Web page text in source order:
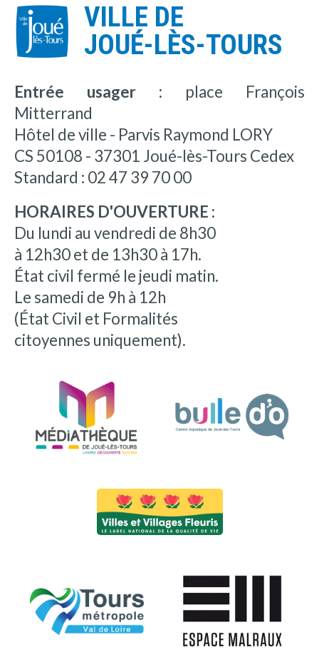
VILLE DE
JOUÉ-LÈS-TOURS
Entrée usager : place François
Mitterrand
Hôtel de ville - Parvis Raymond LORY
CS 50108 - 37301 Joué-lès-Tours Cedex
Standard : 02 47 39 70 00
HORAIRES D'OUVERTURE :
Du lundi au vendredi de 8h30
à 12h30 et de 13h30 à 17h.
État civil fermé le jeudi matin.
Le samedi de 9h à 12h
(État Civil et Formalités
citoyennes uniquement).